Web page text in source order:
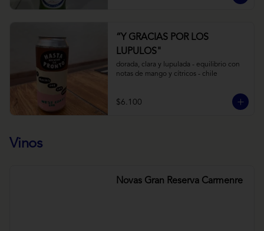
“Y GRACIAS POR LOS
LUPULOS"
dorada, clara y lupulada - equilibrio con
notas de mango y cítricos - chile
$6.100
Vinos
Novas Gran Reserva Carmenre